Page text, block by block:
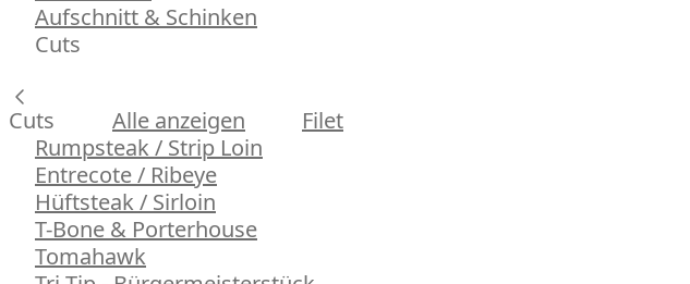
Aufschnitt & Schinken
Cuts
Cuts Alle anzeigen
Filet
Rumpsteak / Strip Loin
Entrecote / Ribeye
Hüftsteak / Sirloin
T-Bone & Porterhouse
Tomahawk